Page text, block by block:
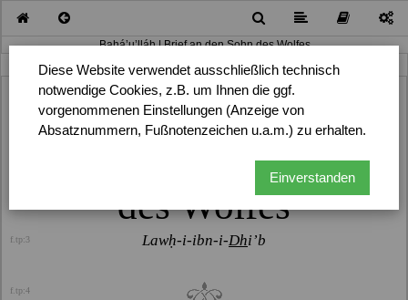
Diese Website verwendet ausschließlich technisch
notwendige Cookies, z.B. um Ihnen die ggf.
vorgenommenen Einstellungen (Anzeige von
Absatznummern, Fußnotenzeichen u.a.m.) zu erhalten.
Einverstanden
Bahá’u’lláh | Brief an den Sohn des Wolfes
Bahá’u’lláh
Brief an den Sohn
des Wolfes
f.tp:3 Lawḥ-i-ibn-i-Dhi’b
f.tp:4